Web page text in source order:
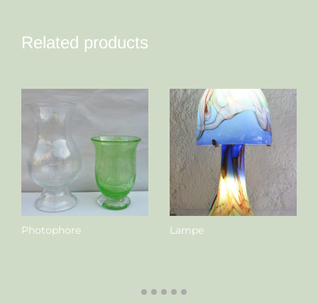
Related products
Photophore Lampe